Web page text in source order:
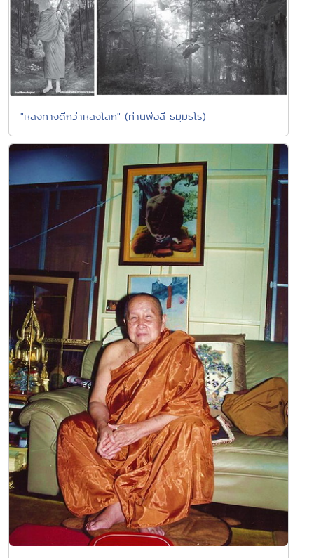
"หลงทางดีกว่าหลงโลก" (ท่านพ่อลี ธมฺมธโร)